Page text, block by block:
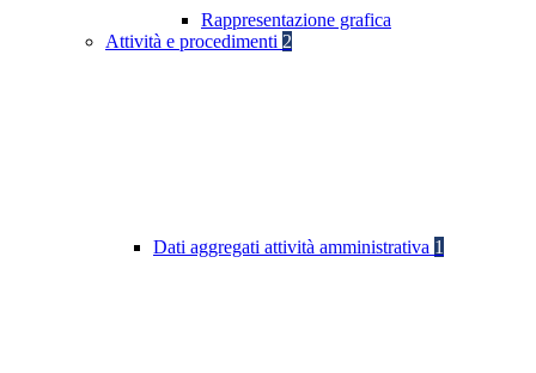
Rappresentazione grafica
Attività e procedimenti 2
Dati aggregati attività amministrativa 1